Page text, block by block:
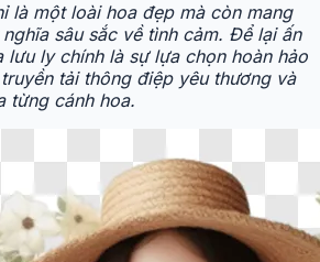
là một loài hoa đẹp mà còn mang
sâu sắc về tình cảm. Để lại ấn
lưu ly chính là sự lựa chọn hoàn hảo
tải thông điệp yêu thương và
từng cánh hoa.